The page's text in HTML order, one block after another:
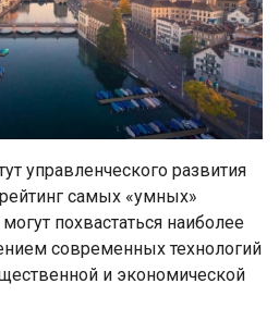
управленческого развития
самых «умных»
похвастаться наиболее
современных технологий
и экономической